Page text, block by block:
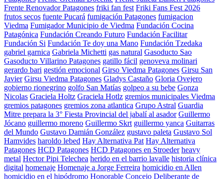
Frente Renovador Patagones friki fan fest Friki Fans Fest 2026
frutos secos fuente Pucará fumigación Patagones fumigacion
Viedma Fumigador Municipio de Viedma Fundación Cocina
Patagónica Fundación Creando Futuro Fundación Facilitar
Fundación Si Fundación Te doy una Mano Fundación Tzedaka
gabriel garnica Gabriela Michetti gas natural Gasoducto Sao
Gasoducto Villarino Patagones gatillo fácil genoveva molinari
gerardo bari gestión emocional Girso Viedma Patagones Girsu San
Javier Girsu Viedma Patagones Gladys Castaño Gloria Ovejero
gobierno rionegrino golfo San Matías golpeo a su bebe Gonza
Nicolas Graciela Holtz Graciela Hotlz gremios municipales Viedma
gremios patagones gremios zona atlantica Grupo Astral Guardia
Mitre prepara la 3° Fiesta Provincial del jabalí al asador Guillermo
Jócano guillermo moreno Guillermo Skrt guillermo yanca Guitarras
del Mundo Gustavo Damián González gustavo paleta Gustavo Sol
Hamvides haroldo lebed Hay Alternativa Pat Hay Alternativa
Patagones HCD Patagones HCD Patagones en Stroeder heavy
metal Hector Pipi Telechea herido en el barrio lavalle historia clínica
digital homenaje Homenaje a Jorge Ferreira homicidio en Allen
homicidio en el hipódromo Honorable Concejo Deliberante de